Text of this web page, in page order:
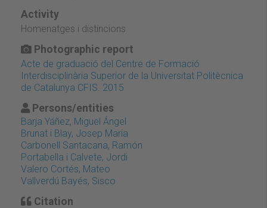
Activity
Homenatges i distincions
Photographic report
Acte de graduació del Centre de Formació
Interdisciplinària Superior de la Universitat Politècnica
de Catalunya CFIS. 2015
Persons/entities
Barja Yáñez, Miguel Ángel
Brunat i Blay, Josep Maria
Carbonell Santacana, Ramón
Portabella i Calvete, Jordi
Valero Cortés, Mateo
Vallverdú Bayés, Sisco
Citation